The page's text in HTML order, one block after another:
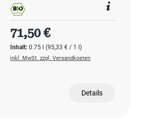
Inhalt:0.75 l(95,33 € / 1 l)
Regulärer Preis:
71,50 €
inkl. MwSt. zzgl. Versandkosten
Details